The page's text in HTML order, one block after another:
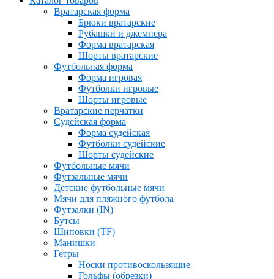
Вратарская форма
Брюки вратарские
Рубашки и джемпера
Форма вратарская
Шорты вратарские
Футбольная форма
Форма игровая
Футболки игровые
Шорты игровые
Вратарские перчатки
Судейская форма
Форма судейская
Футболки судейские
Шорты судейские
Футбольные мячи
Футзальные мячи
Детские футбольные мячи
Мячи для пляжного футбола
Футзалки (IN)
Бутсы
Шиповки (TF)
Манишки
Гетры
Носки противоскользящие
Гольфы (обрезки)